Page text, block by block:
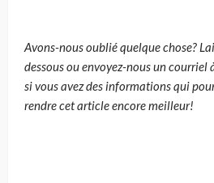
Avons-nous oublié quelque chose?
dessous ou envoyez-nous un courriel
si vous avez des informations qui
rendre cet article encore meilleur!